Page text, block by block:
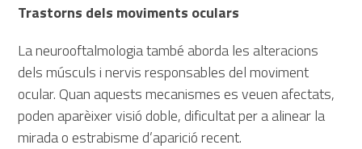
Trastorns dels moviments oculars
La neurooftalmologia també aborda les alteracions
dels músculs i nervis responsables del moviment
ocular. Quan aquests mecanismes es veuen afectats,
poden aparèixer visió doble, dificultat per a alinear la
mirada o estrabisme d’aparició recent.